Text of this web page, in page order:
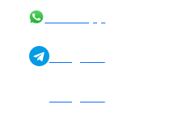
telegram